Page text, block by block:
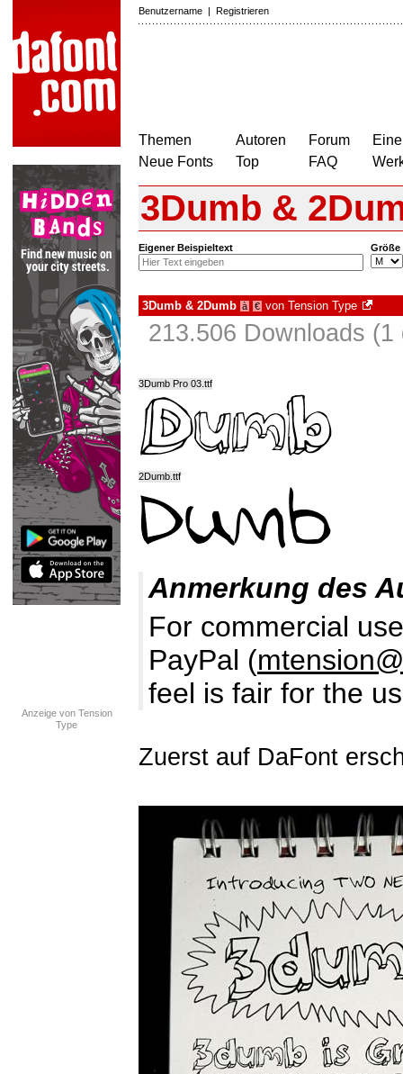
Benutzername | Registrieren
Themen
Neue Fonts
Autoren
Top
Forum
FAQ
Anzeige von Tension
Type
3Dumb &
Eigener Beispieltext Größe
3Dumb & 2Dumb à € von Tension Type
213.506 Downloads (1
3Dumb Pro 03.ttf
2Dumb.ttf
Anmerkung des
For commercial
PayPal (
feel is fair for the
Zuerst auf DaFont